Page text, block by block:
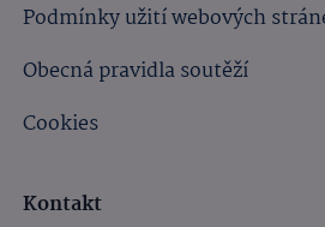
Podmínky užití webových
Obecná pravidla soutěží
Cookies
Kontakt